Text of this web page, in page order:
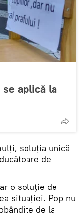
aplică la
soluția unică
de
o soluție de
situației. Pop nu
de la